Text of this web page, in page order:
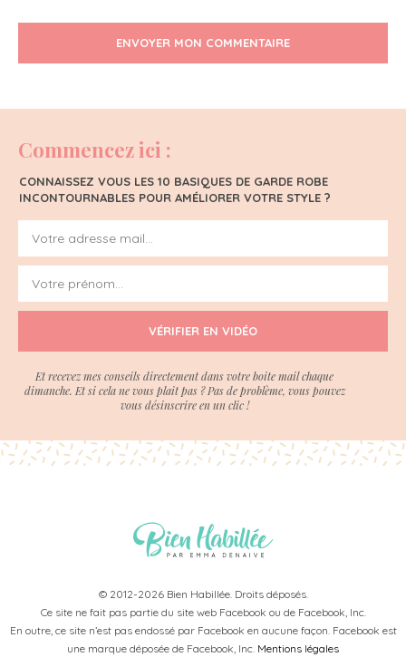
ENVOYER MON COMMENTAIRE
Commencez ici :
CONNAISSEZ VOUS LES 10 BASIQUES DE GARDE ROBE
INCONTOURNABLES POUR AMÉLIORER VOTRE STYLE ?
VÉRIFIER EN VIDÉO
Et recevez mes conseils directement dans votre boite mail chaque
dimanche. Et si cela ne vous plait pas ? Pas de problème, vous pouvez
vous désinscrire en un clic !
© 2012-2026 Bien Habillée. Droits déposés.
Ce site ne fait pas partie du site web Facebook ou de Facebook, Inc.
En outre, ce site n’est pas endossé par Facebook en aucune façon. Facebook est
une marque déposée de Facebook, Inc. Mentions légales